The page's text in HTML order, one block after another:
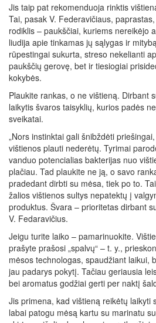
Jis taip pat rekomenduoja rinktis
Tai, pasak V. Federavičiaus,
rodiklis – paukščiai, kuriems nereikėjo
liudija apie tinkamas jų sąlygas ir
rūpestingai sukurta, streso nekelianti
paukščių gerovę, bet ir tiesiogiai
kokybės.
Plaukite rankas, o ne vištieną. Dirbant
laikytis švaros taisyklių, kurios padės
sveikatai.
„Nors instinktai gali šnibždėti
vištienos plauti nederėtų. Tyrimai
vanduo potencialias bakterijas nuo
plačiau. Tad plaukite ne ją, o savo
pradedant dirbti su mėsa, tiek po to.
žalios vištienos sultys nepatektų į
produktus. Švara – prioritetas dirbant
V. Fedaravičius.
Jeigu turite laiko – pamarinuokite.
prašyte prašosi „spalvų“ – t. y.,
mėsos technologas, spaudžiant laikui,
jau padarys pokytį. Tačiau geriausia
bei aromatus godžiai gerti per naktį
Jis primena, kad vištieną reikėtų laikyti
labai patogu mėsą kartu su marinatu